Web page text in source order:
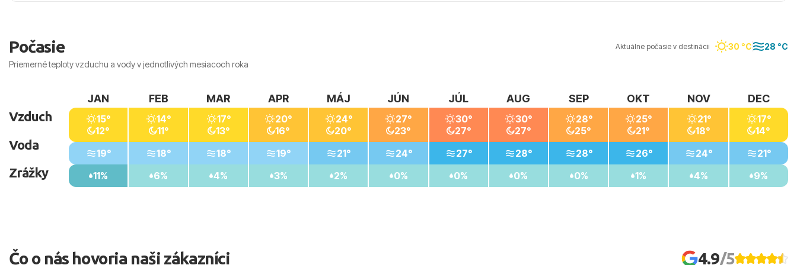
Letiska: 70 km
Centra: 8 km
Počasie
Priemerné teploty vzduchu a vody v jednotlivých mesiacoch roka
Aktuálne počasie v destinácii 30 °C 28 °C
Vzduch
Voda
Zrážky
JAN
15°
12°
19°
11%
FEB
14°
11°
18°
6%
MAR
17°
13°
18°
4%
APR
20°
16°
19°
3%
MÁJ
24°
20°
21°
2%
JÚN
27°
23°
24°
0%
JÚL
30°
27°
27°
0%
AUG
30°
27°
28°
0%
SEP
28°
25°
28°
0%
OKT
25°
21°
26°
1%
NOV
21°
18°
24°
4%
DEC
17°
14°
21°
9%
Čo o nás hovoria naši zákazníci 4.9/5